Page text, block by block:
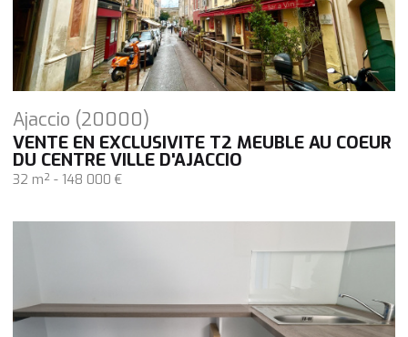
Ajaccio (20000)
VENTE EN EXCLUSIVITE T2 MEUBLE AU COEUR
DU CENTRE VILLE D'AJACCIO
32 m² - 148 000 €